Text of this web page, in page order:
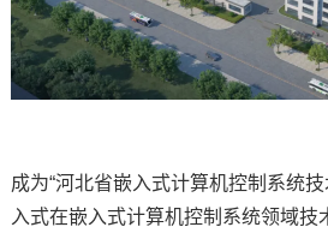
成为“河北省嵌入式计算机控制系统技
入式在嵌入式计算机控制系统领域技